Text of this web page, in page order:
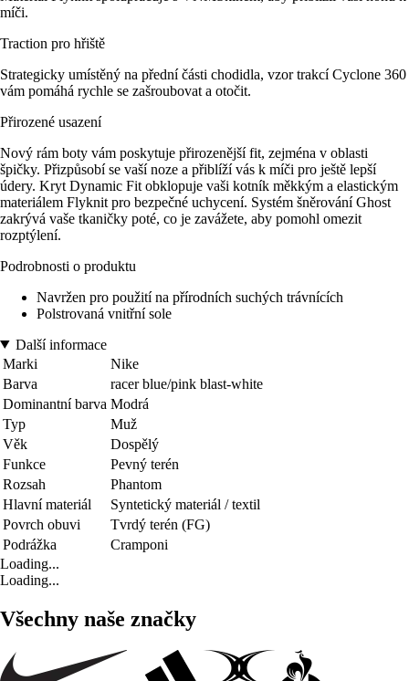
míči.
Traction pro hřiště
Strategicky umístěný na přední části chodidla, vzor trakcí Cyclone 360
vám pomáhá rychle se zašroubovat a otočit.
Přirozené usazení
Nový rám boty vám poskytuje přirozenější fit, zejména v oblasti
špičky. Přizpůsobí se vaší noze a přiblíží vás k míči pro ještě lepší
údery. Kryt Dynamic Fit obklopuje vaši kotník měkkým a elastickým
materiálem Flyknit pro bezpečné uchycení. Systém šněrování Ghost
zakrývá vaše tkaničky poté, co je zavážete, aby pomohl omezit
rozptýlení.
Podrobnosti o produktu
Navržen pro použití na přírodních suchých trávnících
Polstrovaná vnitřní sole
Další informace
Marki
Nike
Barva
racer blue/pink blast-white
Dominantní barva Modrá
Typ
Muž
Věk
Dospělý
Funkce
Pevný terén
Rozsah
Phantom
Hlavní materiál
Syntetický materiál / textil
Povrch obuvi
Tvrdý terén (FG)
Podrážka
Cramponi
Loading...
Loading...
Všechny naše značky